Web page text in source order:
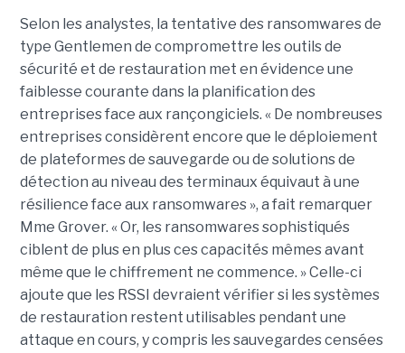
Selon les analystes, la tentative des ransomwares de
type Gentlemen de compromettre les outils de
sécurité et de restauration met en évidence une
faiblesse courante dans la planification des
entreprises face aux rançongiciels. « De nombreuses
entreprises considèrent encore que le déploiement
de plateformes de sauvegarde ou de solutions de
détection au niveau des terminaux équivaut à une
résilience face aux ransomwares », a fait remarquer
Mme Grover. « Or, les ransomwares sophistiqués
ciblent de plus en plus ces capacités mêmes avant
même que le chiffrement ne commence. » Celle-ci
ajoute que les RSSI devraient vérifier si les systèmes
de restauration restent utilisables pendant une
attaque en cours, y compris les sauvegardes censées